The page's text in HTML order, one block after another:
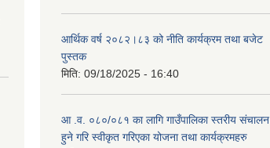
आर्थिक वर्ष २०८२।८३ को नीति कार्यक्रम तथा बजेट
पुस्तक
मिति: 09/18/2025 - 16:40
आ .व. ०८०/०८१ का लागि गाउँपालिका स्तरीय संचालन
हुने गरि स्वीकृत गरिएका योजना तथा कार्यक्रमहरु